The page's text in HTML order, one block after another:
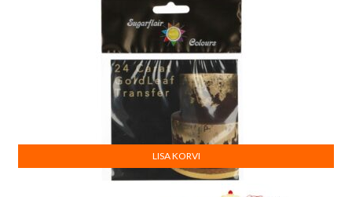
LISA KORVI